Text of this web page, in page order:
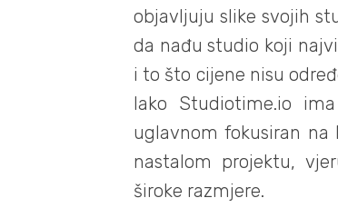
objavljuju slike svojih
da nađu studio koji
i to što cijene nisu
Iako Studiotime.io
uglavnom fokusiran na
nastalom projektu,
široke razmjere.